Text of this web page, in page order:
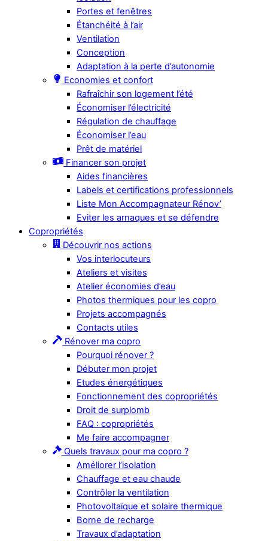
Portes et fenêtres
Étanchéité à l’air
Ventilation
Conception
Adaptation à la perte d’autonomie
Economies et confort
Rafraîchir son logement l’été
Économiser l’électricité
Régulation de chauffage
Économiser l’eau
Prêt de matériel
Financer son projet
Aides financières
Labels et certifications professionnels
Liste Mon Accompagnateur Rénov’
Eviter les arnaques et se défendre
Copropriétés
Découvrir nos actions
Vos interlocuteurs
Ateliers et visites
Atelier économies d’eau
Photos thermiques pour les copro
Projets accompagnés
Contacts utiles
Rénover ma copro
Pourquoi rénover ?
Débuter mon projet
Etudes énergétiques
Fonctionnement des copropriétés
Droit de surplomb
FAQ : copropriétés
Me faire accompagner
Quels travaux pour ma copro ?
Améliorer l’isolation
Chauffage et eau chaude
Contrôler la ventilation
Photovoltaïque et solaire thermique
Borne de recharge
Travaux d’adaptation